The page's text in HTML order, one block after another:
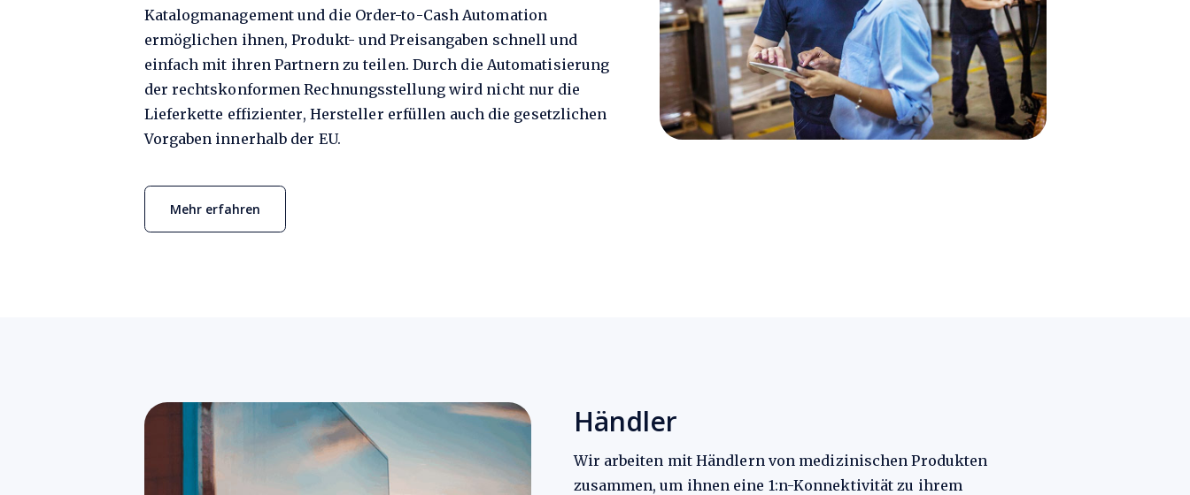
Katalogmanagement und die Order-to-Cash Automation
ermöglichen ihnen, Produkt- und Preisangaben schnell und
einfach mit ihren Partnern zu teilen. Durch die Automatisierung
der rechtskonformen Rechnungsstellung wird nicht nur die
Lieferkette effizienter, Hersteller erfüllen auch die gesetzlichen
Vorgaben innerhalb der EU.
Mehr erfahren
Händler
Wir arbeiten mit Händlern von medizinischen Produkten
zusammen, um ihnen eine 1:n-Konnektivität zu ihrem